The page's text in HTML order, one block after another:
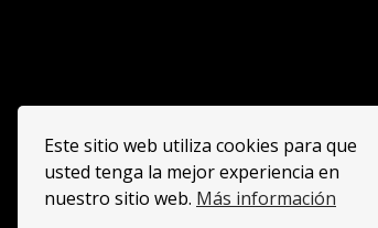
Este sitio web utiliza cookies para que
usted tenga la mejor experiencia en
nuestro sitio web. Más información
y la